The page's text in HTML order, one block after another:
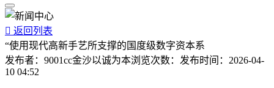
 返回列表
“使用现代高新手艺所支撑的国度级数字资本系
发布者： 9001cc金沙以诚为本浏览次数： 发布时间： 2026-04-
10 04:52